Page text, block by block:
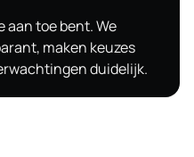
aan toe bent. We
maken keuzes
duidelijk.